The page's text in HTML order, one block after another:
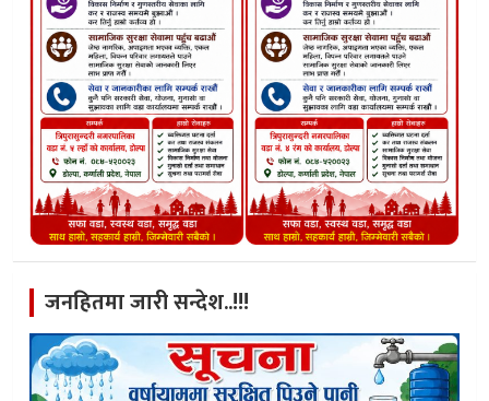
जनहितमा जारी सन्देश..!!!